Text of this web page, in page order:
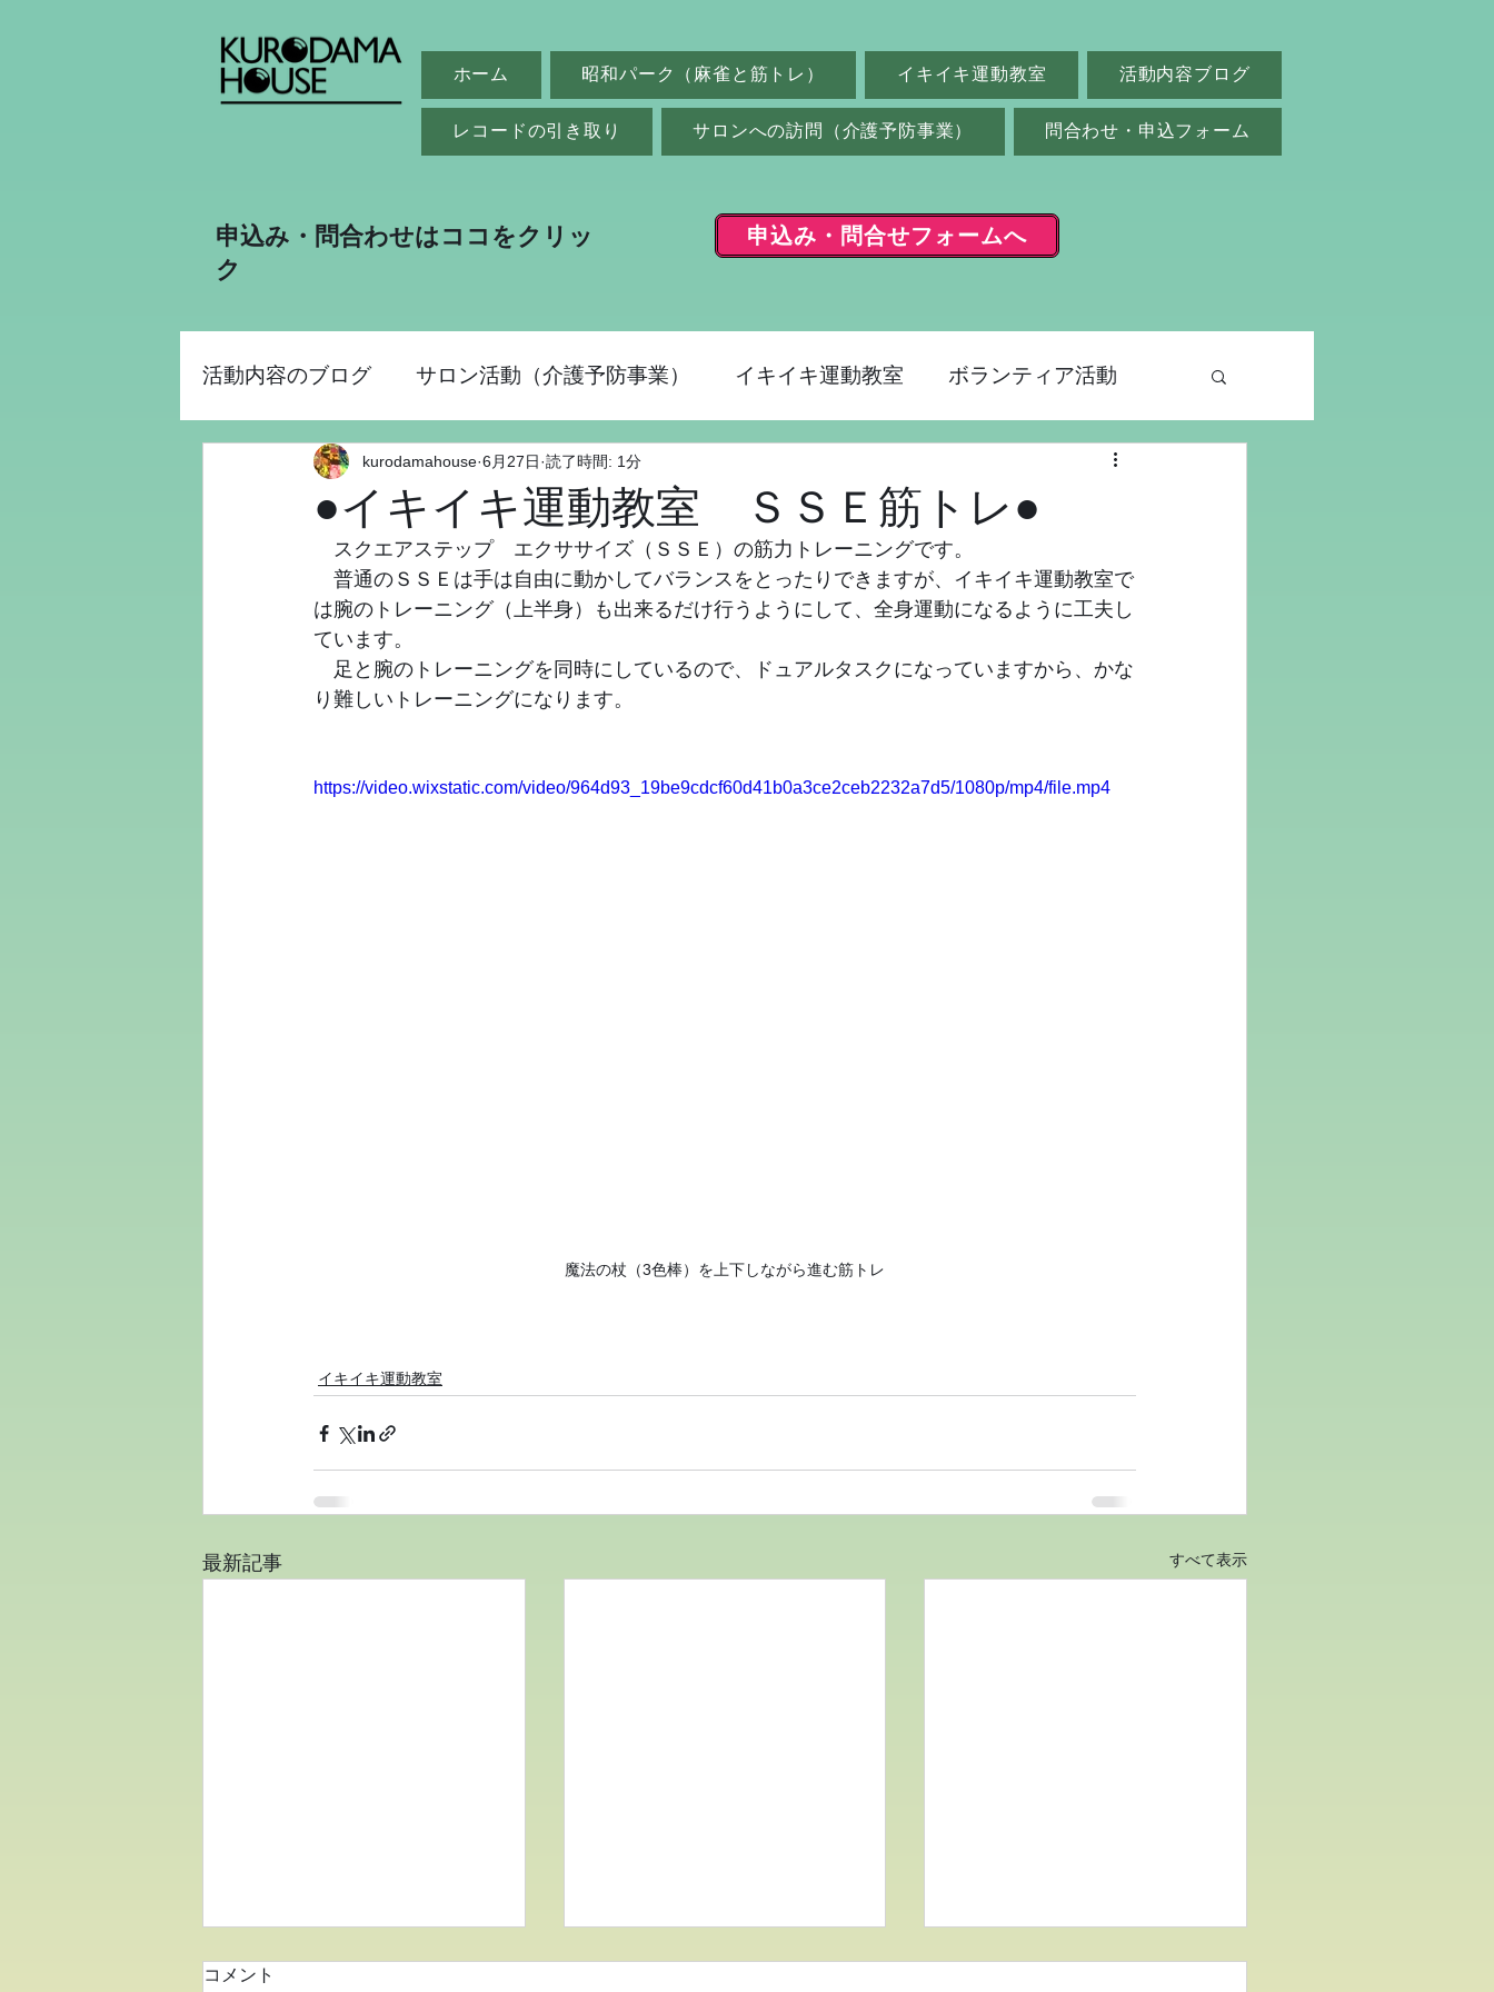
ホーム 昭和パーク（麻雀と筋トレ） イキイキ運動教室 活動内容ブログ
レコードの引き取り サロンへの訪問（介護予防事業） 問合わせ・申込フォーム
申込み・問合わせはココをクリッ
ク
申込み・問合せフォームへ
活動内容のブログ サロン活動（介護予防事業） イキイキ運動教室 ボランティア活動
助成金事業 昭和パーク（麻雀）
●イキイキ運動教室 ＳＳＥ筋トレ●
kurodamahouse 6月27日 読了時間: 1分
スクエアステップ　エクササイズ（ＳＳＥ）の筋力トレーニングです。
普通のＳＳＥは手は自由に動かしてバランスをとったりできますが、イキイキ運動教室で
は腕のトレーニング（上半身）も出来るだけ行うようにして、全身運動になるように工夫し
ています。
足と腕のトレーニングを同時にしているので、ドュアルタスクになっていますから、かな
り難しいトレーニングになります。
https://video.wixstatic.com/video/964d93_19be9cdcf60d41b0a3ce2ceb2232a7d5/1080p/mp4/file.mp4
魔法の杖（3色棒）を上下しながら進む筋トレ
イキイキ運動教室
最新記事 すべて表示
コメント